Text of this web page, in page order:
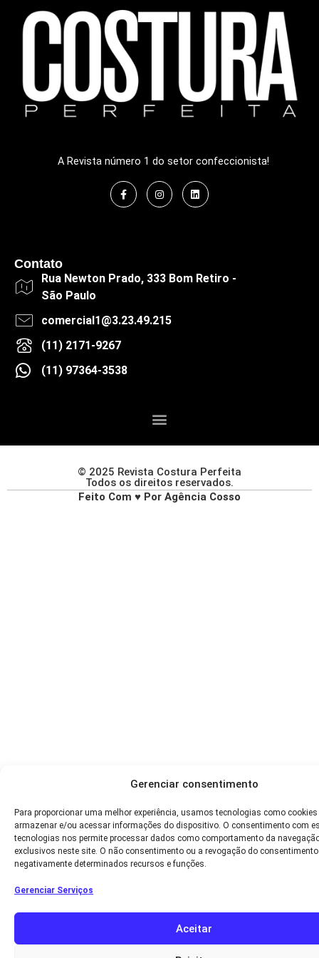
Gerenciar consentimento
Para proporcionar uma melhor experiência, usamos tecnologias como cookies
armazenar e/ou acessar informações do dispositivo. O consentimento com
tecnologias nos permite processar dados como comportamento da
exclusivos neste site. O não consentimento ou a revogação do
negativamente determinados recursos e funções.
Gerenciar Serviços
Aceitar
A Revista número 1 do setor confeccionista!
Contato
Rua Newton Prado, 333 Bom Retiro -
São Paulo
comercial1@3.23.49.215
(11) 2171-9267
(11) 97364-3538
© 2025 Revista Costura Perfeita
Todos os direitos reservados.
Feito Com ♥ Por Agência Cosso